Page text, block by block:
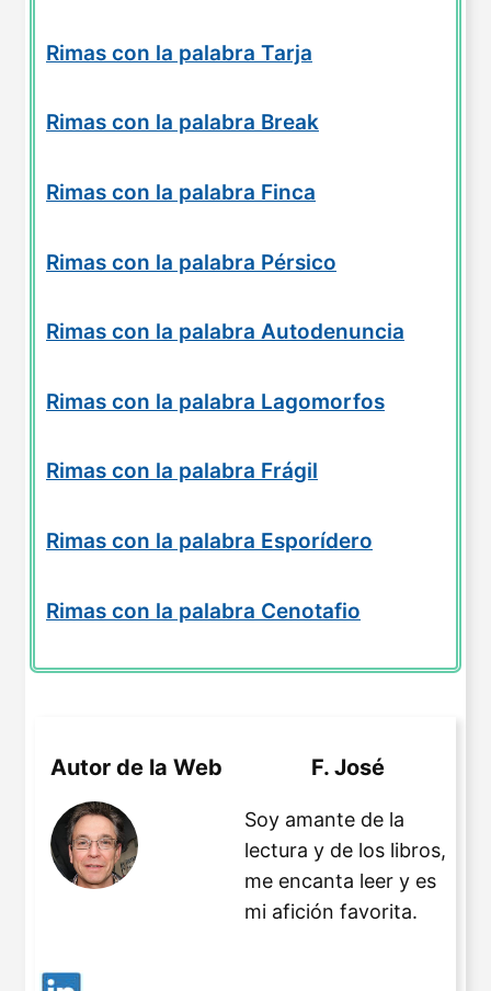
Rimas con la palabra Tarja
Rimas con la palabra Break
Rimas con la palabra Finca
Rimas con la palabra Pérsico
Rimas con la palabra Autodenuncia
Rimas con la palabra Lagomorfos
Rimas con la palabra Frágil
Rimas con la palabra Esporídero
Rimas con la palabra Cenotafio
Autor de la Web F. José
Soy amante de la
lectura y de los libros,
me encanta leer y es
mi afición favorita.